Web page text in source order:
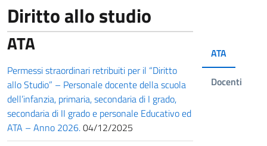
Diritto allo studio
ATA
Docenti
ATA
Permessi straordinari retribuiti per il “Diritto
allo Studio” – Personale docente della scuola
dell’infanzia, primaria, secondaria di I grado,
secondaria di II grado e personale Educativo ed
ATA – Anno 2026.04/12/2025